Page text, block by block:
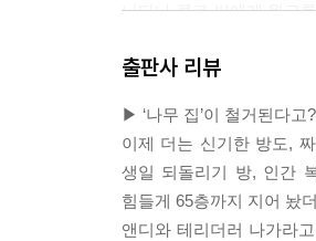
나타나 큰코 씨에게 원고
출판사 리뷰
▶ ‘나무 집’이 철거된다고?
이제 더는 신기한 방도,
생일 되돌리기 방, 인간
힘들게 65층까지 지어 놨
앤디와 테리더러 나가라